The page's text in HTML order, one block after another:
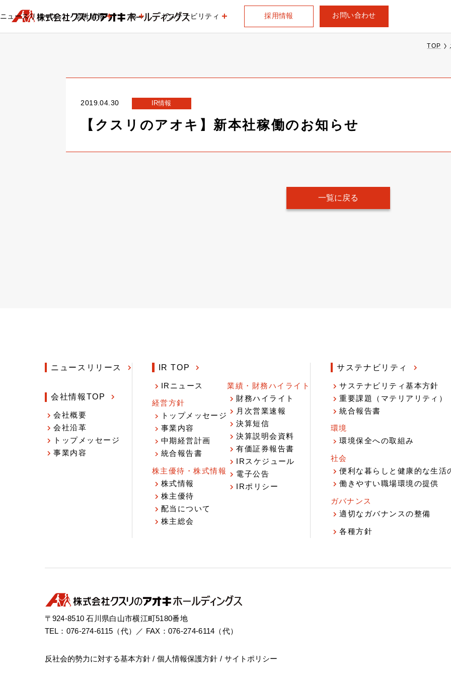
ニュースリリース 会社情報 IR サステナビリティ 採用情報 お問い合わせ
TOP
2019.04.30 IR情報
【クスリのアオキ】新本社稼働のお知らせ
一覧に戻る
ニュースリリース
会社情報TOP
会社概要
会社沿革
トップメッセージ
事業内容
IR TOP
IRニュース
経営方針
トップメッセージ
事業内容
中期経営計画
統合報告書
株主優待・株式情報
株式情報
株主優待
配当について
株主総会
業績・財務ハイライト
財務ハイライト
月次営業速報
決算短信
決算説明会資料
有価証券報告書
IRスケジュール
電子公告
IRポリシー
サステナビリティ
サステナビリティ基本方針
重要課題（マテリアリティ）
統合報告書
環境
環境保全への取組み
社会
便利な暮らしと健康的な生活
働きやすい職場環境の提供
ガバナンス
適切なガバナンスの整備
各種方針
〒924-8510 石川県白山市横江町5180番地
TEL：076-274-6115（代）／ FAX：076-274-6114（代）
反社会的勢力に対する基本方針 個人情報保護方針 サイトポリシー